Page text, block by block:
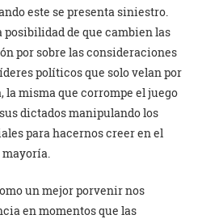
este se presenta siniestro.
de que cambien las
por sobre las consideraciones
políticos que solo velan por
misma que corrompe el juego
dictados manipulando los
para hacernos creer en el
mayoría.
un mejor porvenir nos
en momentos que las